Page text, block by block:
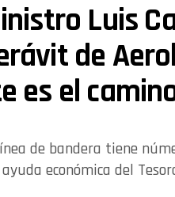
Luis
de
es el
de bandera tiene
económica del